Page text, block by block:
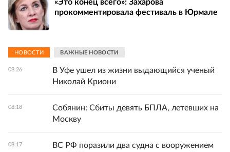
«Это конец всего»: Захарова
прокомментировала фестиваль в Юрмале
НОВОСТИ ВАЖНЫЕ НОВОСТИ
08:26
В Уфе ушел из жизни выдающийся ученый
Николай Криони
08:18
Собянин: Сбиты девять БПЛА, летевших на
Москву
08:17
ВС РФ поразили два судна с вооружением